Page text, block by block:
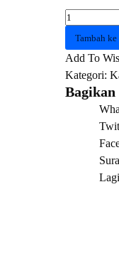
Kuantitas
Kabel
VENTION
CBHBH
Tambah
Add To
Kategori:
Lagi